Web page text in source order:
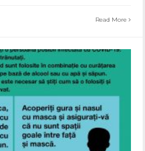
Read More